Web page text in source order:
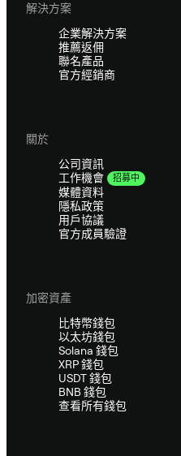
解決方案
企業解決方案
推薦返佣
聯名產品
官方經銷商
關於
公司資訊
工作機會
招募中
媒體資料
隱私政策
用戶協議
官方成員驗證
加密資產
比特幣錢包
以太坊錢包
Solana 錢包
XRP 錢包
USDT 錢包
BNB 錢包
查看所有錢包